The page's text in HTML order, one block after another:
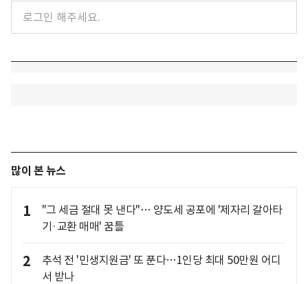
많이 본 뉴스
1
"그 세금 절대 못 낸다"… 양도세 공포에 '제자리 갈아타
기·교환 매매' 꿈틀
2
추석 전 '민생지원금' 또 푼다…1인당 최대 50만원 어디
서 받나